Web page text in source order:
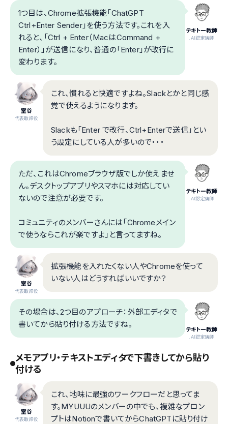
テキトー教師
.AI認定講師
1つ目は、Chrome拡張機能「ChatGPT
Ctrl+Enter Sender」を使う方法です。これを入
れると、「Ctrl + Enter（MacはCommand +
Enter）」が送信になり、普通の「Enter」が改行に
変わります。
室谷
代表取締役
これ、慣れると快適ですよね。Slackとかと同じ感
覚で使えるようになります。
Slackも「Enter で改行、Ctrl+Enterで送信」とい
う設定にしている人が多いので・・・
テキトー教師
.AI認定講師
ただ、これはChromeブラウザ版でしか使えませ
ん。デスクトップアプリやスマホには対応してい
ないので注意が必要です。
コミュニティのメンバーさんには「Chromeメイン
で使うならこれが楽ですよ」と言ってますね。
室谷
代表取締役
拡張機能を入れたくない人やChromeを使って
いない人はどうすればいいですか？
テキトー教師
.AI認定講師
その場合は、2つ目のアプローチ：外部エディタで
書いてから貼り付ける方法ですね。
メモアプリ・テキストエディタで下書きしてから貼り
付ける
室谷
代表取締役
これ、地味に最強のワークフローだと思ってま
す。MYUUUのメンバーの中でも、複雑なプロン
プトはNotionで書いてからChatGPTに貼り付け